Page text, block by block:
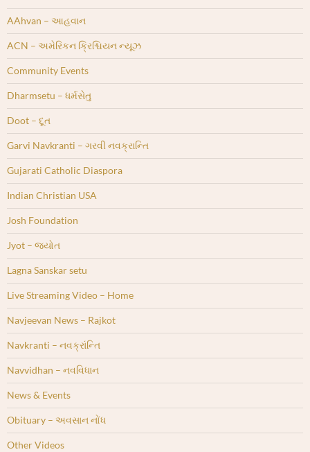
AAhvan – આહવાન
ACN – અમેરિકન ક્રિશ્ચિયન ન્યૂઝ
Community Events
Dharmsetu – ધર્મસેતુ
Doot – દૂત
Garvi Navkranti – ગરવી નવક્રાન્તિ
Gujarati Catholic Diaspora
Indian Christian USA
Josh Foundation
Jyot – જ્યોત
Lagna Sanskar setu
Live Streaming Video – Home
Navjeevan News – Rajkot
Navkranti – નવક્રાંન્તિ
Navvidhan – નવવિધાન
News & Events
Obituary – અવસાન નોંધ
Other Videos